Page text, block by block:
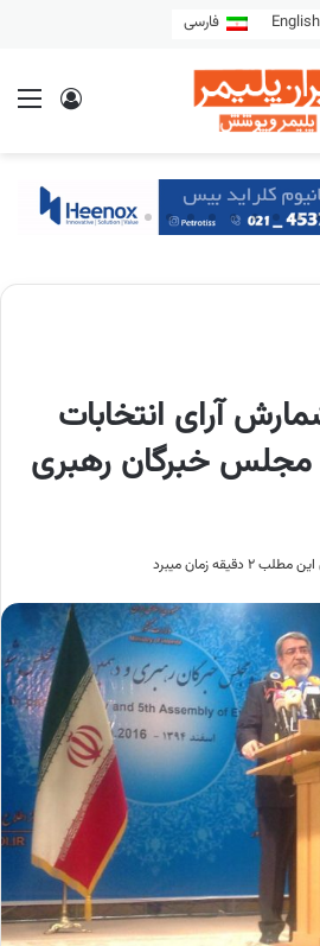
English فارسی
آرای انتخابات
خبرگان رهبری
2 دقیقه زمان میبرد